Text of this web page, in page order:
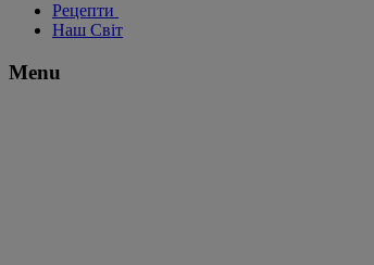
Рецепти
Наш Світ
Menu